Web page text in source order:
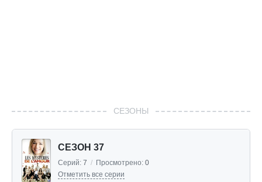
СЕЗОНЫ
СЕЗОН 37
Серий: 7 / Просмотрено: 0
Отметить все серии